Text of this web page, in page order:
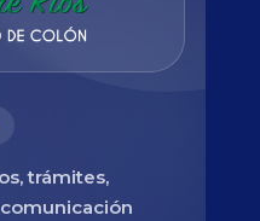
trámites,